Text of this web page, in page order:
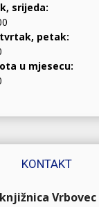
srijeda:
petak:
u mjesecu:
KONTAKT
Vrbovec